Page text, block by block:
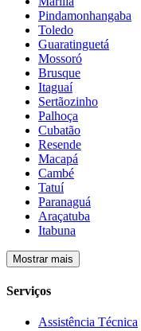
Pindamonhangaba
Toledo
Guaratinguetá
Mossoró
Brusque
Itaguaí
Sertãozinho
Palhoça
Cubatão
Resende
Macapá
Cambé
Tatuí
Paranaguá
Araçatuba
Itabuna
Mostrar mais
Serviços
Assistência Técnica